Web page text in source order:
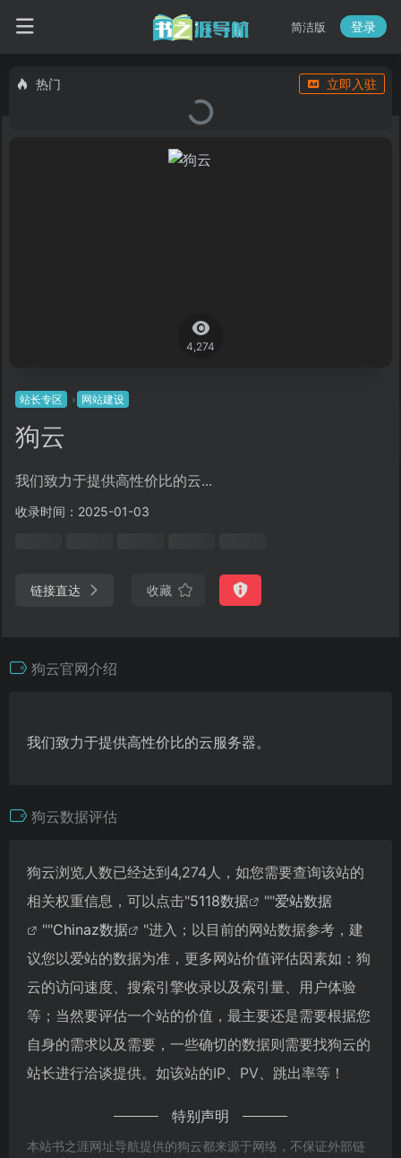
简洁版 登录
热门 立即入驻
4,274
站长专区 网站建设
狗云
我们致力于提供高性价比的云...
收录时间：2025-01-03
链接直达 收藏
狗云官网介绍
我们致力于提供高性价比的云服务器。
狗云数据评估
狗云浏览人数已经达到4,274人，如您需要查询该站的
相关权重信息，可以点击"5118数据 ""爱站数据
""Chinaz数据
"进入；以目前的网站数据参考，建
议您以爱站的数据为准，更多网站价值评估因素如：狗
云的访问速度、搜索引擎收录以及索引量、用户体验
等；当然要评估一个站的价值，最主要还是需要根据您
自身的需求以及需要，一些确切的数据则需要找狗云的
站长进行洽谈提供。如该站的IP、PV、跳出率等！
特别声明
本站书之涯网址导航提供的狗云都来源于网络，不保证外部链